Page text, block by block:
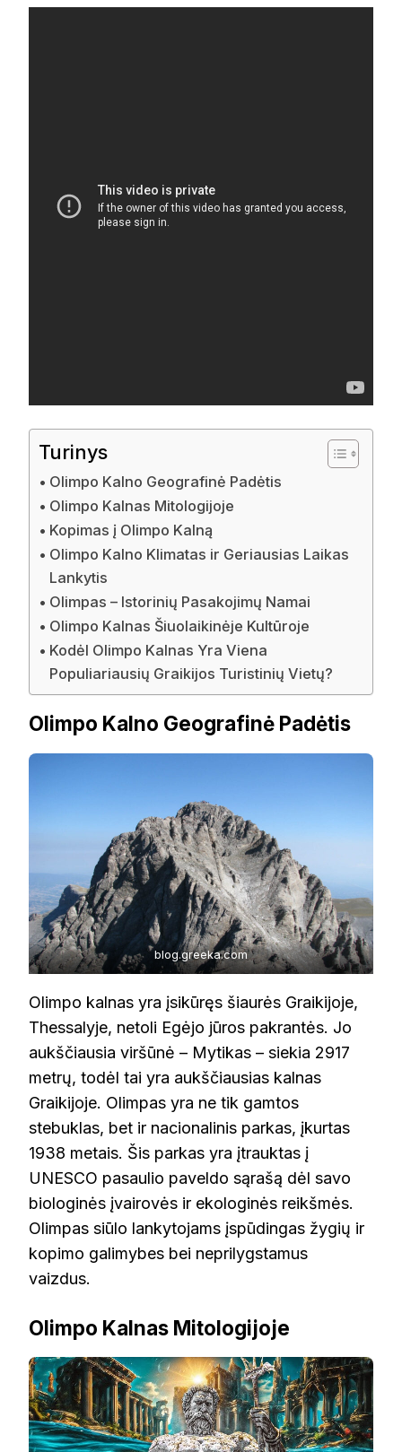
Turinys
Olimpo Kalno Geografinė Padėtis
Olimpo Kalnas Mitologijoje
Kopimas į Olimpo Kalną
Olimpo Kalno Klimatas ir Geriausias Laikas
Lankytis
Olimpas – Istorinių Pasakojimų Namai
Olimpo Kalnas Šiuolaikinėje Kultūroje
Kodėl Olimpo Kalnas Yra Viena
Populiariausių Graikijos Turistinių Vietų?
Olimpo Kalno Geografinė Padėtis
blog.greeka.com
Olimpo kalnas yra įsikūręs šiaurės Graikijoje,
Thessalyje, netoli Egėjo jūros pakrantės. Jo
aukščiausia viršūnė – Mytikas – siekia 2917
metrų, todėl tai yra aukščiausias kalnas
Graikijoje. Olimpas yra ne tik gamtos
stebuklas, bet ir nacionalinis parkas, įkurtas
1938 metais. Šis parkas yra įtrauktas į
UNESCO pasaulio paveldo sąrašą dėl savo
biologinės įvairovės ir ekologinės reikšmės.
Olimpas siūlo lankytojams įspūdingas žygių ir
kopimo galimybes bei neprilygstamus
vaizdus.
Olimpo Kalnas Mitologijoje